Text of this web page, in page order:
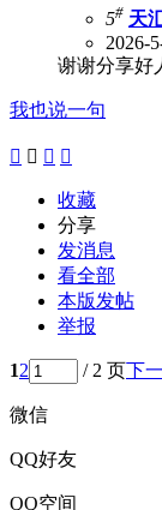
5# 天
2026-
谢谢分享好
我也说一句
   
收藏
分享
发消息
看全部
本版发帖
举报
12 / 2 页下
微信
QQ好友
QQ空间